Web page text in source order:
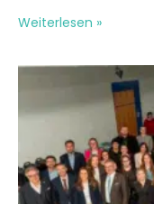
Weiterlesen »